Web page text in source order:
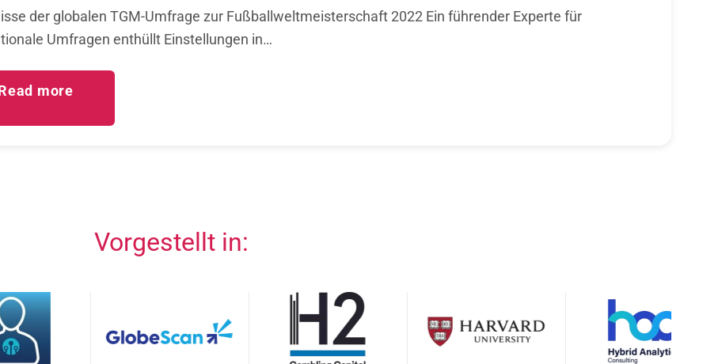
der globalen TGM-Umfrage zur Fußballweltmeisterschaft 2022 Ein führender Experte für
Umfragen enthüllt Einstellungen in…
more
Vorgestellt in: